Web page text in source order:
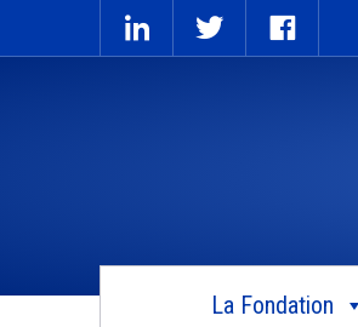
La Fondation